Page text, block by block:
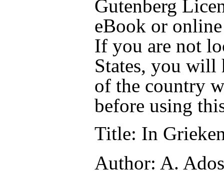
Gutenberg
eBook or
If you are not
States, you will
of the country
before using
Title: In
Author: A.